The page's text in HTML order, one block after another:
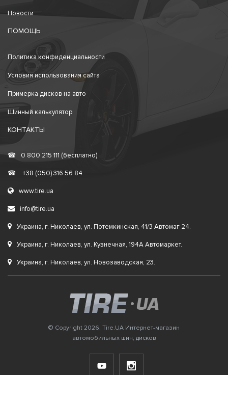
Новости
ПОМОЩЬ
Политика конфиденциальности
Условия использования сайта
Примерка дисков на авто
Шинный калькулятор
КОНТАКТЫ
☎ 0 800 215 111 (бесплатно)
☎ +38 (050) 316 56 84
www.tire.ua
info@tire.ua
Украина, г. Николаев, ул. Потемкинская, 41/3 Автомаг 24.
Украина, г. Николаев, ул. Кузнечная, 194А Автомаркет.
Украина, г. Николаев, ул. Новозаводская, 23.
© Copyright 2026. Tire.UA Интернет-магазин
автомобильных шин, дисков